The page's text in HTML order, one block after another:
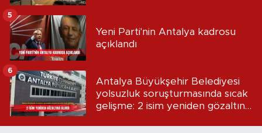
Yeni Parti'nin Antalya kadrosu
açıklandı
5
Antalya Büyükşehir Belediyesi
yolsuzluk soruşturmasında sıcak
gelişme: 2 isim yeniden gözaltına
6